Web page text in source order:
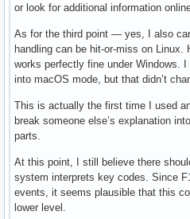
or look for additional information
As for the third point — yes, I also
handling can be hit-or-miss on Linux.
works perfectly fine under Windows.
into macOS mode, but that didn’t
This is actually the first time I used
break someone else’s explanation
parts.
At this point, I still believe there
system interprets key codes. Since
events, it seems plausible that this
lower level.